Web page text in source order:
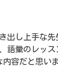
出し上手な
語彙のレッ
容だと思いま